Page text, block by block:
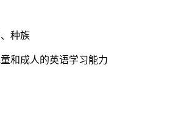
种族
和成人的英语学习能力